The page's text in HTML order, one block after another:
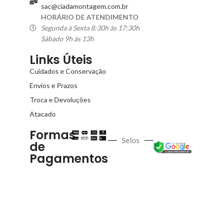
sac@ciadamontagem.com.br
HORÁRIO DE ATENDIMENTO
Segunda à Sexta 8:30h às 17:30h
Sábado 9h às 13h
Links Úteis
Cuidados e Conservação
Envios e Prazos
Troca e Devoluções
Atacado
Formas
de
Pagamentos
Selos